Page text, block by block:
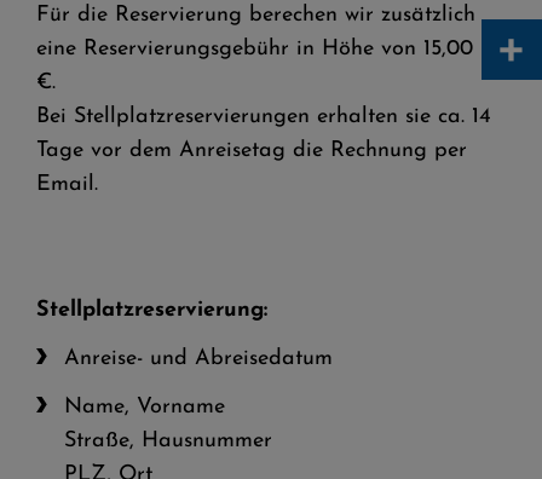
Für die Reservierung berechen wir zusätzlich
eine Reservierungsgebühr in Höhe von 15,00
€.
Bei Stellplatzreservierungen erhalten sie ca. 14
Tage vor dem Anreisetag die Rechnung per
Email.
Stellplatzreservierung:
Anreise- und Abreisedatum
Name, Vorname
Straße, Hausnummer
+